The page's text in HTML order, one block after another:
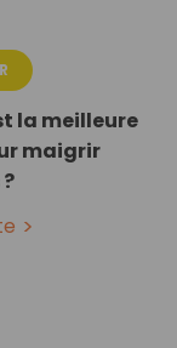
la meilleure
maigrir